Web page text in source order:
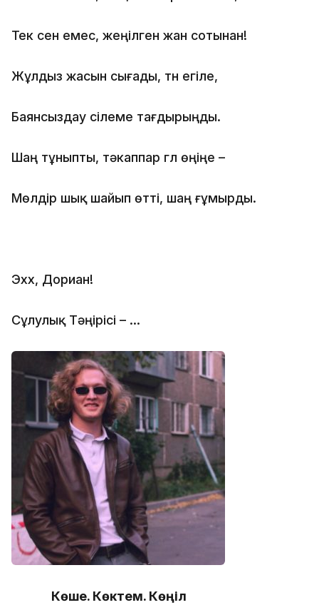
Тек сен емес, жеңілген жан сотынан!
Жұлдыз жасын сығады, түн егіле,
Баянсыздау сілеме тағдырыңды.
Шаң тұныпты, тәкаппар гүл өңіңе –
Мөлдір шық шайып өтті, шаң ғұмырды.
Эxx, Дориан!
Сұлулық Тәңірісі – ...
Көше. Көктем. Көңіл